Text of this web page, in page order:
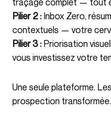
Pilier 2 : Inbox Zero,
contextuels — votre
Pilier 3 : Priorisation
vous investissez votre
Une seule plateforme. Les 3 piliers activés. Votre
prospection transformée.